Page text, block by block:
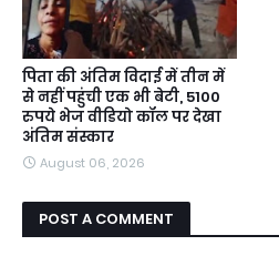
पिता की अंतिम विदाई में तीन में
से नहीं पहुंची एक भी बेटी, 5100
रुपये भेज वीडियो कॉल पर देखा
अंतिम संस्कार
August 06, 2026
POST A COMMENT